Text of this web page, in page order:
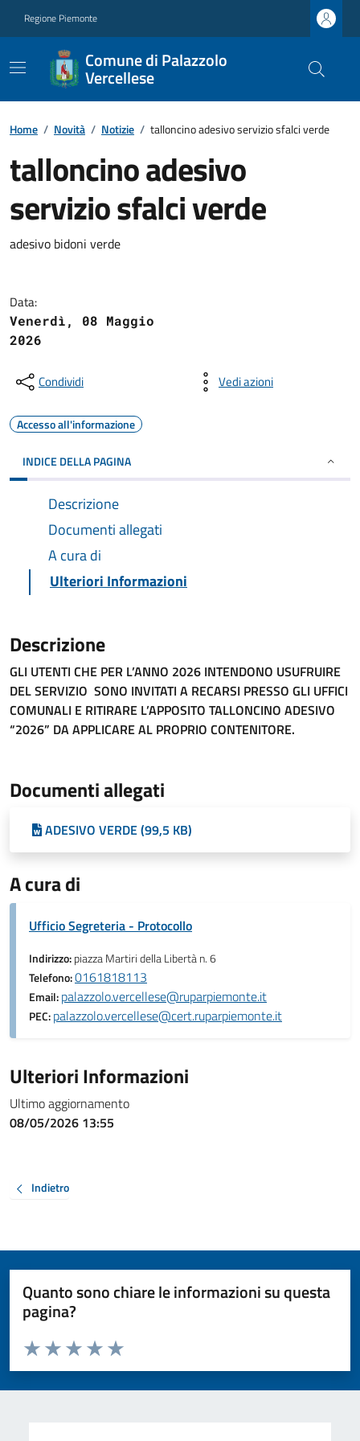
Regione Piemonte
Comune di Palazzolo
Vercellese
Home / Novità / Notizie / talloncino adesivo servizio sfalci verde
talloncino adesivo
servizio sfalci verde
adesivo bidoni verde
Data:
Venerdì, 08 Maggio
2026
Condividi Vedi azioni
Accesso all'informazione
INDICE DELLA PAGINA
Descrizione
Documenti allegati
A cura di
Ulteriori Informazioni
Descrizione
GLI UTENTI CHE PER L’ANNO 2026 INTENDONO USUFRUIRE
DEL SERVIZIO SONO INVITATI A RECARSI PRESSO GLI UFFICI
COMUNALI E RITIRARE L’APPOSITO TALLONCINO ADESIVO
“2026” DA APPLICARE AL PROPRIO CONTENITORE.
Documenti allegati
ADESIVO VERDE (99,5 KB)
A cura di
Ufficio Segreteria - Protocollo
Indirizzo:piazza Martiri della Libertà n. 6
Telefono:0161818113
Email:palazzolo.vercellese@ruparpiemonte.it
PEC:palazzolo.vercellese@cert.ruparpiemonte.it
Ulteriori Informazioni
Ultimo aggiornamento
08/05/2026 13:55
Indietro
Quanto sono chiare le informazioni su questa
pagina?
Valuta da 1 a 5 stelle la pagina
Valuta 5 stelle su 5
Valuta 4 stelle su 5
Valuta 3 stelle su 5
Valuta 2 stelle su 5
Valuta 1 stelle su 5